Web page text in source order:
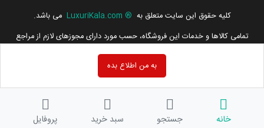
به من اطلاع بده
کلیه حقوق این سایت متعلق به ®
LuxuriKala.com می باشد.
تمامی كالاها و خدمات این فروشگاه، حسب مورد دارای مجوزهای لازم از مراجع
مربوطه می باشند و فعالیت های این سایت تابع قوانین و مقررات جمهوری
خانه جستجو سبد خرید پروفایل